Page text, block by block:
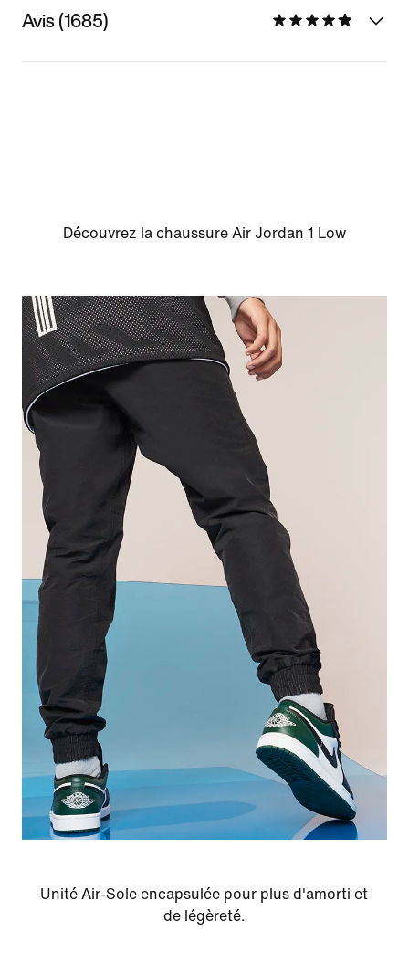
Avis (1685)
Découvrez la chaussure Air Jordan 1 Low
Unité Air-Sole encapsulée pour plus d'amorti et
de légèreté.